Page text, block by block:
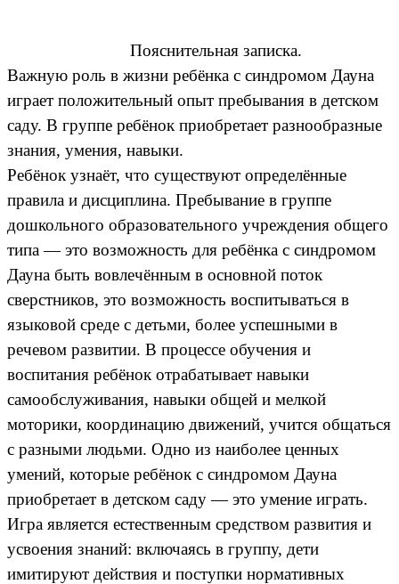
Пояснительная записка.
Важную роль в жизни ребёнка с синдромом Дауна
играет положительный опыт пребывания в детском
саду. В группе ребёнок приобретает разнообразные
знания, умения, навыки.
Ребёнок узнаёт, что существуют определённые
правила и дисциплина. Пребывание в группе
дошкольного образовательного учреждения общего
типа — это возможность для ребёнка с синдромом
Дауна быть вовлечённым в основной поток
сверстников, это возможность воспитываться в
языковой среде с детьми, более успешными в
речевом развитии. В процессе обучения и
воспитания ребёнок отрабатывает навыки
самообслуживания, навыки общей и мелкой
моторики, координацию движений, учится общаться
с разными людьми. Одно из наиболее ценных
умений, которые ребёнок с синдромом Дауна
приобретает в детском саду — это умение играть.
Игра является естественным средством развития и
усвоения знаний: включаясь в группу, дети
имитируют действия и поступки нормативных